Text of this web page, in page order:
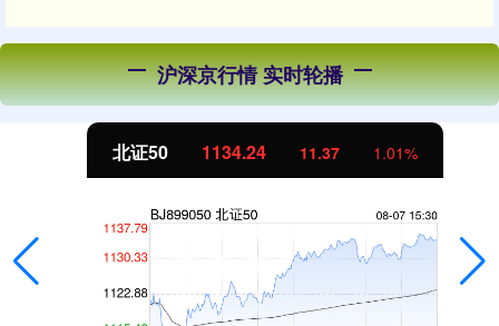
沪深京行情 实时轮播
北证50 1134.24 11.37 1.01%